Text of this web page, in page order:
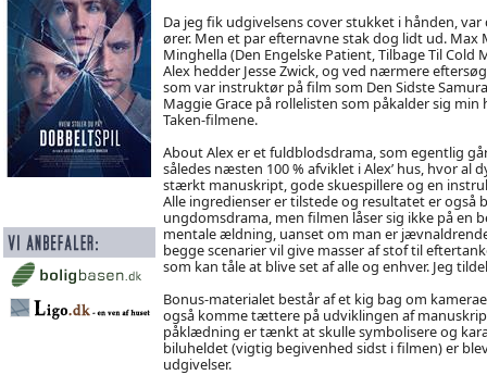
Da jeg fik udgivelsens cover stukket i hånden,
ører. Men et par efternavne stak dog lidt ud.
Minghella (Den Engelske Patient, Tilbage Til
Alex hedder Jesse Zwick, og ved nærmere
som var instruktør på film som Den Sidste
Maggie Grace på rollelisten som påkalder sig
Taken-filmene.
About Alex er et fuldblodsdrama, som egentlig
således næsten 100 % afviklet i Alex’ hus, hvor
stærkt manuskript, gode skuespillere og en
Alle ingredienser er tilstede og resultatet er
ungdomsdrama, men filmen låser sig ikke på en
mentale ældning, uanset om man er
begge scenarier vil give masser af stof til
som kan tåle at blive set af alle og enhver. Jeg
Bonus-materialet består af et kig bag om
også komme tættere på udviklingen af
påklædning er tænkt at skulle symbolisere og
biluheldet (vigtig begivenhed sidst i filmen) er
udgivelser.